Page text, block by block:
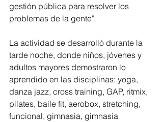
gestión pública para resolver los
problemas de la gente".
La actividad se desarrolló durante la
tarde noche, donde niños, jóvenes y
adultos mayores demostraron lo
aprendido en las disciplinas: yoga,
danza jazz, cross training, GAP, ritmix,
pilates, baile fit, aerobox, stretching,
funcional, gimnasia, gimnasia